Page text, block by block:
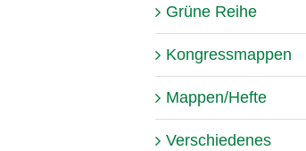
Grüne Reihe
Kongressmappen
Mappen/Hefte
Verschiedenes